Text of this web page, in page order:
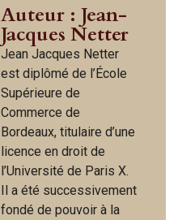
Auteur : Jean-
Jacques Netter
Jean Jacques Netter
est diplômé de l’École
Supérieure de
Commerce de
Bordeaux, titulaire d’une
licence en droit de
l’Université de Paris X.
Il a été successivement
fondé de pouvoir à la